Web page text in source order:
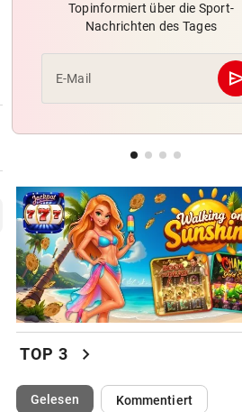
TRAINER ZARIC DEUTLICH
Trotz 3:1 gegen WSG bleibt
Altachern ein Problem
ganz andere!“
Bochum-Profi drohte nach
Bein zu verlieren
Topinformiert über die Sport-
Nachrichten des Tages
E-Mail
TOP 3 chevron_right
Gelesen(ausgewählt)Kommentiert